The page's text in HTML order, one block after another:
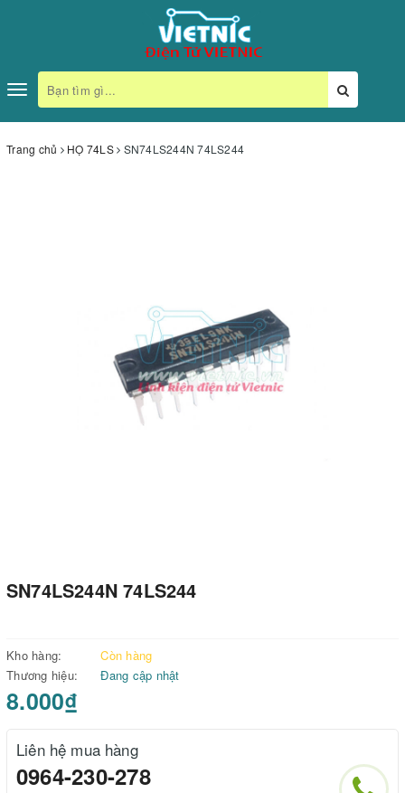
Toggle
navigation
Trang chủ HỌ 74LS SN74LS244N 74LS244
SN74LS244N 74LS244
Kho hàng:
Còn hàng
Thương hiệu:
Đang cập nhật
8.000₫
Liên hệ mua hàng
0964-230-278